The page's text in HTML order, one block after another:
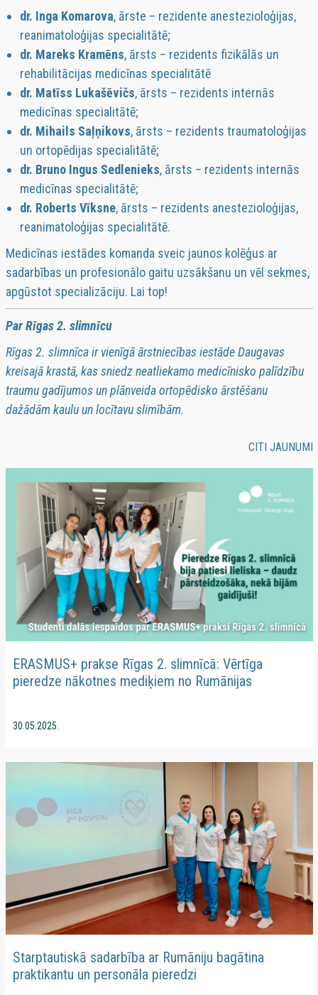
dr. Inga Komarova, ārste – rezidente anestezioloģijas,
reanimatoloģijas specialitātē;
dr. Mareks Kramēns, ārsts – rezidents fizikālās un
rehabilitācijas medicīnas specialitātē
dr. Matīss Lukašēvičs, ārsts – rezidents internās
medicīnas specialitātē;
dr. Mihails Saļņikovs, ārsts – rezidents traumatoloģijas
un ortopēdijas specialitātē;
dr. Bruno Ingus Sedlenieks, ārsts – rezidents internās
medicīnas specialitātē;
dr. Roberts Vīksne, ārsts – rezidents anestezioloģijas,
reanimatoloģijas specialitātē.
Medicīnas iestādes komanda sveic jaunos kolēģus ar
sadarbības un profesionālo gaitu uzsākšanu un vēl sekmes,
apgūstot specializāciju. Lai top!
Par Rīgas 2. slimnīcu
Rīgas 2. slimnīca ir vienīgā ārstniecības iestāde Daugavas
kreisajā krastā, kas sniedz neatliekamo medicīnisko palīdzību
traumu gadījumos un plānveida ortopēdisko ārstēšanu
dažādām kaulu un locītavu slimībām.
CITI JAUNUMI
ERASMUS+ prakse Rīgas 2. slimnīcā: Vērtīga
pieredze nākotnes mediķiem no Rumānijas
30.05.2025.
Starptautiskā sadarbība ar Rumāniju bagātina
praktikantu un personāla pieredzi